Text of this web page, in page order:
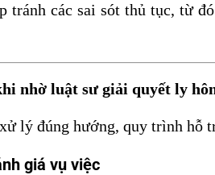
tránh các sai sót thủ tục, từ
nhờ luật sư giải quyết ly
lý đúng hướng, quy trình hỗ
giá vụ việc